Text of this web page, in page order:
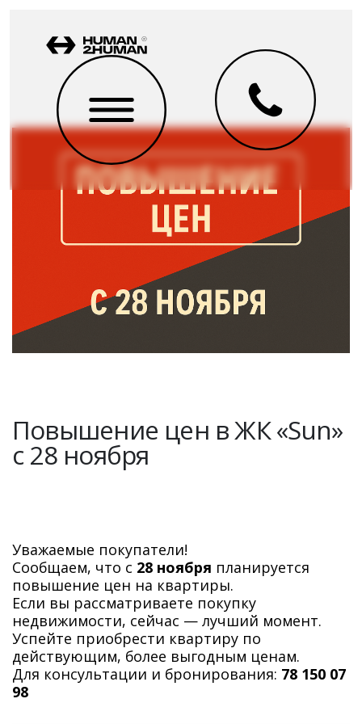
Повышение цен в ЖК «Sun»
c 28 ноября
Уважаемые покупатели!
Сообщаем, что с 28 ноября планируется
повышение цен на квартиры.
Если вы рассматриваете покупку
недвижимости, сейчас — лучший момент.
Успейте приобрести квартиру по
действующим, более выгодным ценам.
Для консультации и бронирования: 78 150 07
98